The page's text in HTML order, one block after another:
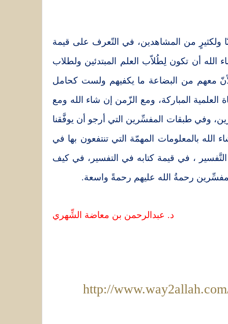
ولكثيرٍ من المشاهدين، في التّعرف على قيمة
أن تكون لِطُلاّب العلم المبتدئين ولطلاب
معهم من البضاعة ما يكفيهم ولست كحامل
العلمية المباركة، ومع الزّمن إن شاء الله ومع
وفي طبقات المفسِّرين التي أرجو أن يوفَّقنا
بالمعلومات المهمّة التي تنتفعون بها في
، في قيمة كتابه في التفسير، في كيف
رحمةُ الله عليهم رحمةً واسعة.
د. عبدالرحمن بن معاضة الشِّهري
http://